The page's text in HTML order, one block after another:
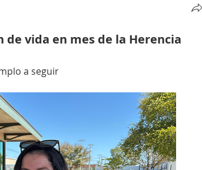
de vida en mes de la Herencia
a seguir